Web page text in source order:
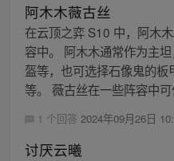
阿木木薇古丝
在云顶之弈 S10 中，阿木
容中。 阿木木通常作为主
盔等，也可选择石像鬼的
等。 薇古丝在一些阵容中
1 个回答 2024年09月26日
讨厌云曦